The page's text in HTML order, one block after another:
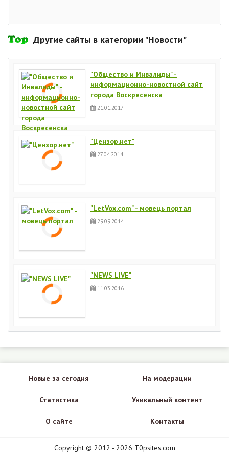
Другие сайты в категории "Новости"
"Общество и Инвалиды" -
информационно-новостной сайт
города Воскресенска
21.01.2017
"Цензор.нет"
27.04.2014
"LetVox.com" - мовець портал
29.09.2014
"NEWS LIVE"
11.03.2016
Новые за сегодня На модерации
Статистика Уникальный контент
О сайте Контакты
Copyright © 2012 - 2026 T0psites.com